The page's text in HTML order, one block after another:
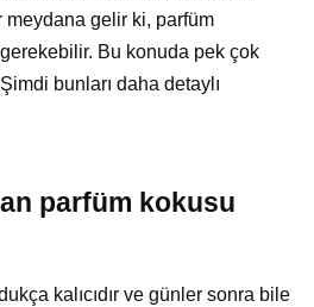
gelir ki, parfüm
Bu konuda pek çok
bunları daha detaylı
parfüm kokusu
kalıcıdır ve günler sonra bile